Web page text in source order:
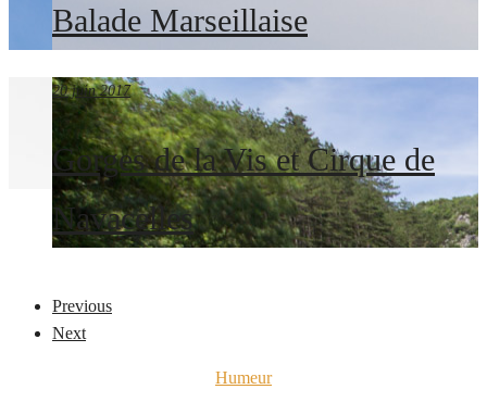
Balade Marseillaise
20 juin 2017
Gorges de la Vis et Cirque de
Navacelles
Previous
Next
Humeur